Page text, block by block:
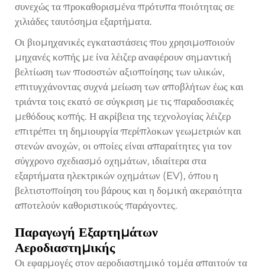
συνεχώς τα προκαθορισμένα πρότυπα ποιότητας σε
χιλιάδες ταυτόσημα εξαρτήματα.
Οι βιομηχανικές εγκαταστάσεις που χρησιμοποιούν
μηχανές κοπής με ίνα λέιζερ αναφέρουν σημαντική
βελτίωση των ποσοστών αξιοποίησης των υλικών,
επιτυγχάνοντας συχνά μείωση των αποβλήτων έως και
τριάντα τοις εκατό σε σύγκριση με τις παραδοσιακές
μεθόδους κοπής. Η ακρίβεια της τεχνολογίας λέιζερ
επιτρέπει τη δημιουργία περίπλοκων γεωμετριών και
στενών ανοχών, οι οποίες είναι απαραίτητες για τον
σύγχρονο σχεδιασμό οχημάτων, ιδιαίτερα στα
εξαρτήματα ηλεκτρικών οχημάτων (EV), όπου η
βελτιστοποίηση του βάρους και η δομική ακεραιότητα
αποτελούν καθοριστικούς παράγοντες.
Παραγωγή Εξαρτημάτων
Αεροδιαστημικής
Οι εφαρμογές στον αεροδιαστημικό τομέα απαιτούν τα